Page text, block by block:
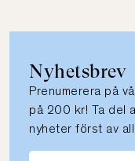
Nyhetsbrev
Prenumerera på
på 200 kr! Ta del
nyheter först av